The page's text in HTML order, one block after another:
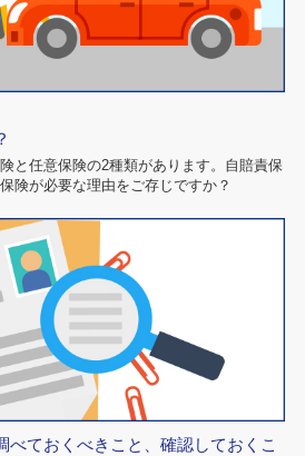
と任意保険の2種類があります。自賠責保
険が必要な理由をご存じですか？
べておくべきこと、確認しておくこ